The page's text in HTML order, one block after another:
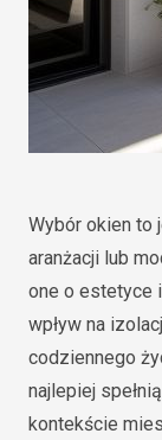
Wybór okien to
aranżacji lub
one o estetyce
wpływ na
codziennego
najlepiej
kontekście